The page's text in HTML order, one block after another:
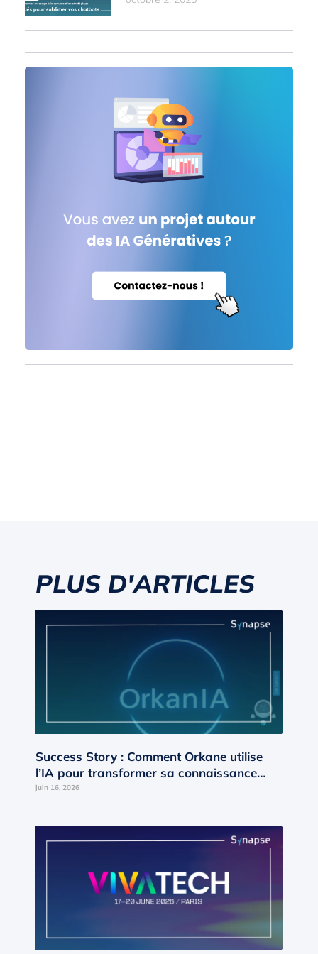
PLUS D'ARTICLES
Success Story : Comment Orkane utilise
l’IA pour transformer sa connaissance
interne en moteur de croissance ?
juin 16, 2026